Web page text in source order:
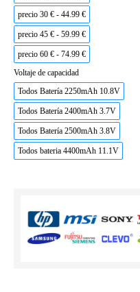
precio 30 € - 44.99 €
precio 45 € - 59.99 €
precio 60 € - 74.99 €
Voltaje de capacidad
Todos Batería 2250mAh 10.8V
Todos Batería 2400mAh 3.7V
Todos Batería 2500mAh 3.8V
Todos bateria 4400mAh 11.1V